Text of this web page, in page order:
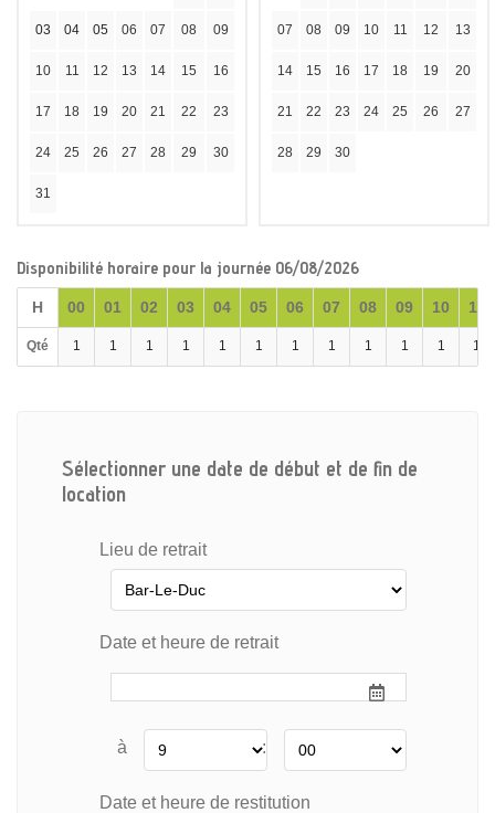
03 04 05 06 07 08 09
10 11 12 13 14 15 16
17 18 19 20 21 22 23
24 25 26 27 28 29 30
31
07 08 09 10 11 12 13
14 15 16 17 18 19 20
21 22 23 24 25 26 27
28 29 30
Disponibilité horaire pour la journée 06/08/2026
H 00 01 02 03 04 05 06 07 08 09 10 11
Qté 1 1 1 1 1 1 1 1 1 1 1 1
Sélectionner une date de début et de fin de
location
Lieu de retrait
Date et heure de retrait
à :
Date et heure de restitution